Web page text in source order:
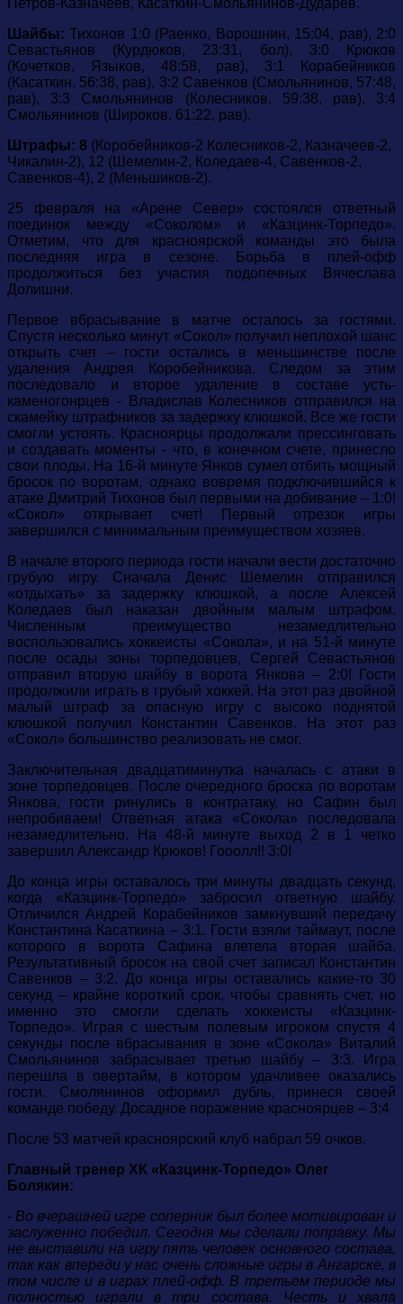
Шайбы:Тихонов 1:0 (Раенко, Ворошнин, 15:04, рав), 2:0
Севастьянов (Курдюков, 23:31, бол), 3:0 Крюков
(Кочетков, Языков, 48:58, рав), 3:1 Корабейников
(Касаткин, 56:38, рав), 3:2 Савенков (Смольянинов, 57:48,
рав), 3:3 Смольянинов (Колесников, 59:38, рав), 3:4
Смольянинов (Широков, 61:22, рав).
Штрафы: 8 (Коробейников-2 Колесников-2, Казначеев-2,
Чикалин-2), 12 (Шемелин-2, Коледаев-4, Савенков-2,
Савенков-4), 2 (Меньшиков-2).
25 февраля на «Арене Север» состоялся ответный
поединок между «Соколом» и «Казцинк-Торпедо».
Отметим, что для красноярской команды это была
последняя игра в сезоне. Борьба в плей-офф
продолжиться без участия подопечных Вячеслава
Долишни.
Первое вбрасывание в матче осталось за гостями.
Спустя несколько минут «Сокол» получил неплохой шанс
открыть счет – гости остались в меньшинстве после
удаления Андрея Коробейникова. Следом за этим
последовало и второе удаление в составе усть-
каменогонрцев - Владислав Колесников отправился на
скамейку штрафников за задержку клюшкой. Все же гости
смогли устоять. Красноярцы продолжали прессинговать
и создавать моменты - что, в конечном счете, принесло
свои плоды. На 16-й минуте Янков сумел отбить мощный
бросок по воротам, однако вовремя подключившийся к
атаке Дмитрий Тихонов был первыми на добивание – 1:0!
«Сокол» открывает счет! Первый отрезок игры
завершился с минимальным преимуществом хозяев.
В начале второго периода гости начали вести достаточно
грубую игру. Сначала Денис Шемелин отправился
«отдыхать» за задержку клюшкой, а после Алексей
Коледаев был наказан двойным малым штрафом.
Численным преимущество незамедлительно
воспользовались хоккеисты «Сокола», и на 51-й минуте
после осады зоны торпедовцев, Сергей Севастьянов
отправил вторую шайбу в ворота Янкова – 2:0! Гости
продолжили играть в грубый хоккей. На этот раз двойной
малый штраф за опасную игру с высоко поднятой
клюшкой получил Константин Савенков. На этот раз
«Сокол» большинство реализовать не смог.
Заключительная двадцатиминутка началась с атаки в
зоне торпедовцев. После очередного броска по воротам
Янкова, гости ринулись в контратаку, но Сафин был
непробиваем! Ответная атака «Сокола» последовала
незамедлительно. На 48-й минуте выход 2 в 1 четко
завершил Александр Крюков! Гооолл!! 3:0!
До конца игры оставалось три минуты двадцать секунд,
когда «Казцинк-Торпедо» забросил ответную шайбу.
Отличился Андрей Корабейников замкнувший передачу
Константина Касаткина – 3:1. Гости взяли таймаут, после
которого в ворота Сафина влетела вторая шайба.
Результативный бросок на свой счет записал Константин
Савенков – 3:2. До конца игры оставались какие-то 30
секунд – крайне короткий срок, чтобы сравнять счет, но
именно это смогли сделать хоккеисты «Казцинк-
Торпедо». Играя с шестым полевым игроком спустя 4
секунды после вбрасывания в зоне «Сокола» Виталий
Смольянинов забрасывает третью шайбу – 3:3. Игра
перешла в овертайм, в котором удачливее оказались
гости. Смолянинов оформил дубль, принеся своей
команде победу. Досадное поражение красноярцев – 3:4
После 53 матчей красноярский клуб набрал 59 очков.
Главный тренер ХК «Казцинк-Торпедо» Олег
Болякин:
- Во вчерашней игре соперник был более мотивирован и
заслуженно победил. Сегодня мы сделали поправку. Мы
не выставили на игру пять человек основного состава,
так как впереди у нас очень сложные игры в Ангарске, в
том числе и в играх плей-офф. В третьем периоде мы
полностью играли в три состава. Честь и хвала